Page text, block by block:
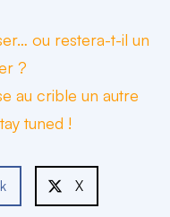
ou restera-t-il un
?
au crible un autre
tuned !
X